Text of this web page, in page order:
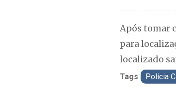
Após tomar
para
localizado
Tags Polícia